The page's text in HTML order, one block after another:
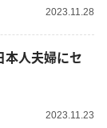
2023.11.28
本人夫婦にセ
2023.11.23